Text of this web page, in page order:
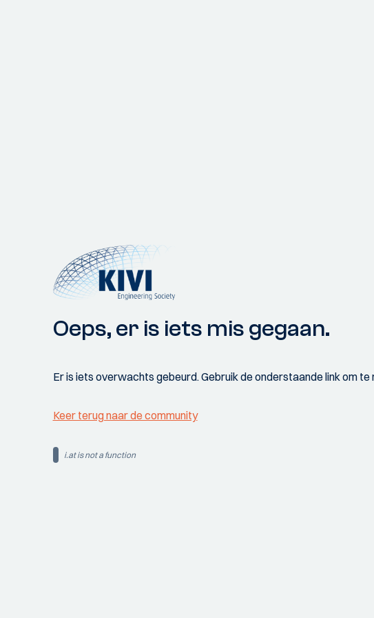
Oeps, er is iets mis gegaan.
Er is iets overwachts gebeurd. Gebruik de onderstaande link om
Keer terug naar de community
i.at is not a function